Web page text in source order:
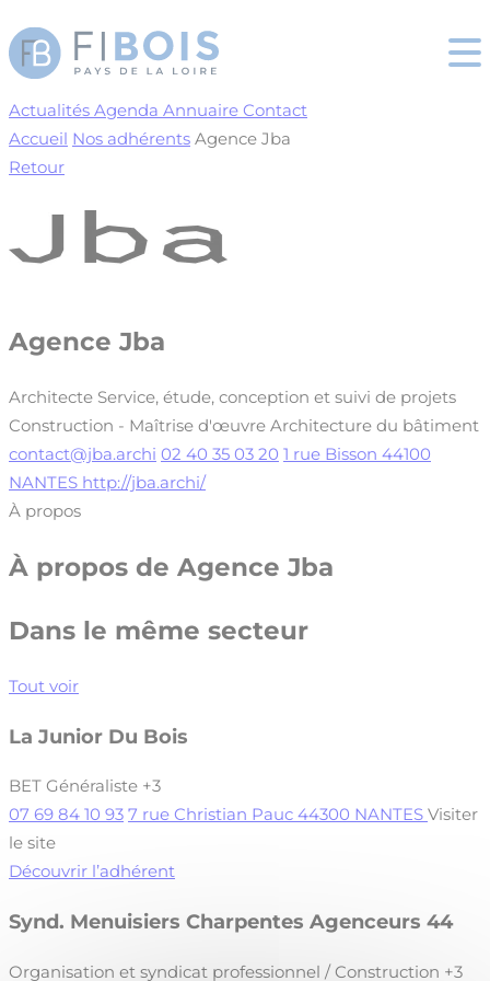
Actualités Agenda Annuaire Contact
Accueil Nos adhérents Agence Jba
Retour
Agence Jba
Architecte Service, étude, conception et suivi de projets
Construction - Maîtrise d'œuvre Architecture du bâtiment
contact@jba.archi 02 40 35 03 20 1 rue Bisson 44100
NANTES http://jba.archi/
À propos
À propos de Agence Jba
Dans le même secteur
Tout voir
La Junior Du Bois
BET Généraliste +3
07 69 84 10 93 7 rue Christian Pauc 44300 NANTES Visiter
le site
Découvrir l’adhérent
Synd. Menuisiers Charpentes Agenceurs 44
Organisation et syndicat professionnel / Construction +3